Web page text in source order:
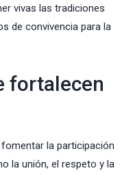
vivas las tradiciones
de convivencia para la
fortalecen
la participación
la unión, el respeto y la